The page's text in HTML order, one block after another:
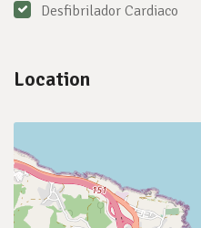
Desfibrilador Cardiaco
Location